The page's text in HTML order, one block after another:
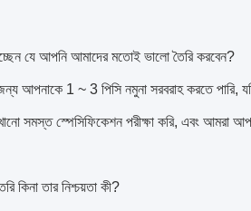
যে আপনি আমাদের মতোই ভালো তৈরি করবেন?
আপনাকে 1 ~ 3 পিসি নমুনা সরবরাহ করতে পারি,
সমস্ত স্পেসিফিকেশন পরীক্ষা করি, এবং আমরা
কিনা তার নিশ্চয়তা কী?